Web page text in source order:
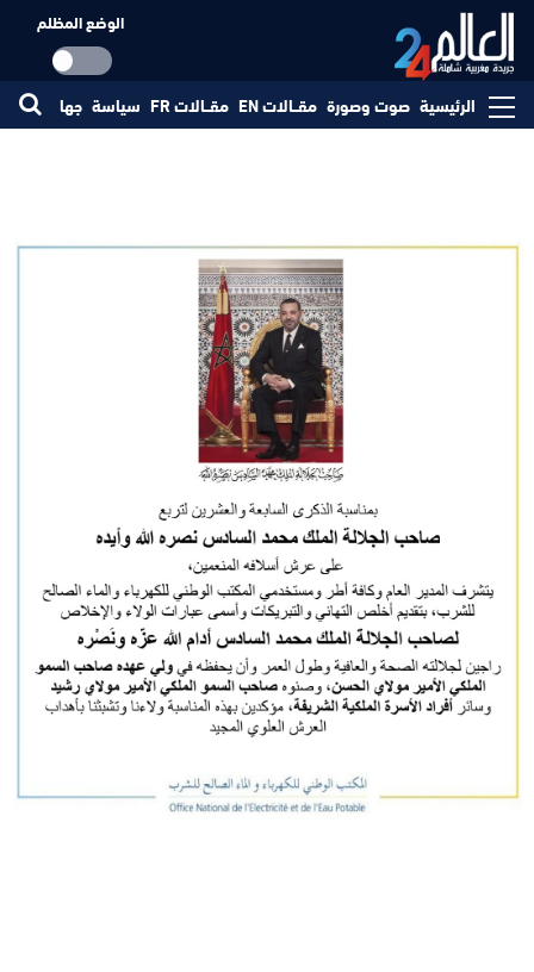
الوضع المظلم
الرئيسية صوت وصورة مقــالات EN مقــالات FR سياسة جهات